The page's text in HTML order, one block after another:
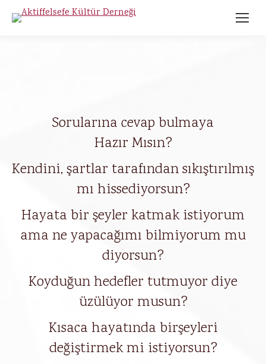
Sorularına cevap bulmaya
Hazır Mısın?
Kendini, şartlar tarafından sıkıştırılmış
mı hissediyorsun?
Hayata bir şeyler katmak istiyorum
ama ne yapacağımı bilmiyorum mu
diyorsun?
Koyduğun hedefler tutmuyor diye
üzülüyor musun?
Kısaca hayatında birşeyleri
değiştirmek mi istiyorsun?